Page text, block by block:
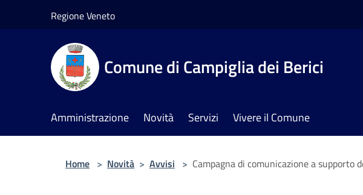
Regione Veneto
Comune di Campiglia dei Berici
Amministrazione Novità Servizi Vivere il Comune
Home > Novità > Avvisi > Campagna di comunicazione a